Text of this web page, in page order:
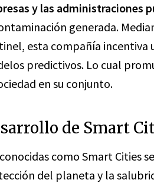
y las administraciones
generada.
esta compañía
predictivos. Lo cual
en su conjunto.
de Smart
como Smart Cities
del planeta y la